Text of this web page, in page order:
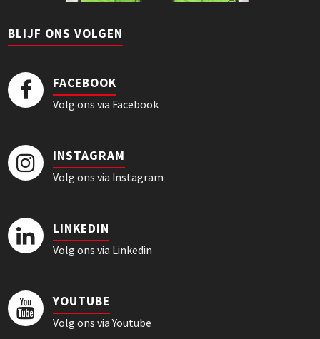
BLIJF ONS VOLGEN
FACEBOOK
Volg ons via Facebook
INSTAGRAM
Volg ons via Instagram
LINKEDIN
Volg ons via Linkedin
YOUTUBE
Volg ons via Youtube